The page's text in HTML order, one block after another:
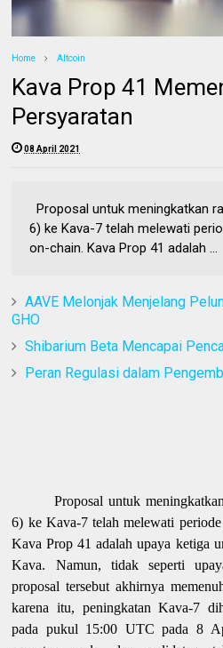
Home Altcoin
Kava Prop 41
Persyaratan
08 April 2021
Proposal untuk meningkatkan
6) ke Kava-7 telah melewati
on-chain. Kava Prop 41 adalah ...
AAVE Melonjak Menjelang
GHO
Shibarium Beta Mencapai
Peran Regulasi dalam
Proposal untuk
6) ke Kava-7 telah melewati
Kava Prop 41 adalah upaya ketiga
Kava. Namun, tidak seperti
proposal tersebut akhirnya
karena itu, peningkatan Kava-7
pada pukul 15:00 UTC pada 8